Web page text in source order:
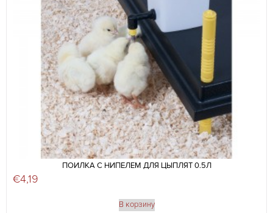
ПОИЛКА С НИПЕЛЕМ ДЛЯ ЦЫПЛЯТ 0.5Л
€4,19
В корзину